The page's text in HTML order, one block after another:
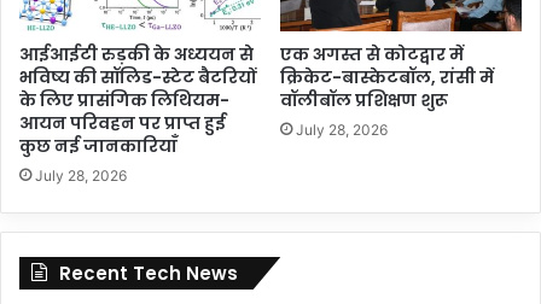
आईआईटी रुड़की के अध्ययन से
भविष्य की सॉलिड-स्टेट बैटरियों
के लिए प्रासंगिक लिथियम-
आयन परिवहन पर प्राप्त हुई
कुछ नई जानकारियाँ
July 28, 2026
एक अगस्त से कोटद्वार में
क्रिकेट-बास्केटबॉल, रांसी में
वॉलीबॉल प्रशिक्षण शुरू
July 28, 2026
Recent Tech News